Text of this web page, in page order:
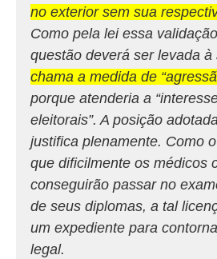
no exterior sem sua
Como pela lei essa
questão deverá ser levada
chama a medida de
porque atenderia a
eleitorais”. A posição
justifica plenamente. Como
que dificilmente os médicos
conseguirão passar no
de seus diplomas, a tal
um expediente para
legal.